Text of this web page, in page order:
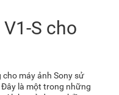
S cho
cho máy ảnh Sony sử
là một trong những